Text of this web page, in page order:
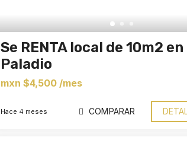
Se RENTA local de 10m2
Paladio
mxn $4,500 /mes
Hace 4 meses COMPARAR